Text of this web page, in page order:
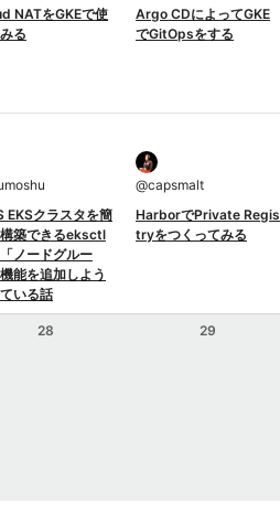
NATをGKEで使
る
Argo CDによってGKE
でGitOpsをする
EKSクラスタを簡
築できるeksctl
ノードグルー
能を追加しよう
いる話
@capsmalt
HarborでPrivate Regis
tryをつくってみる
28 29